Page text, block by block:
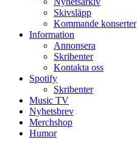
Skivsläpp
Kommande konserter
Information
Annonsera
Skribenter
Kontakta oss
Spotify
Skribenter
Music TV
Nyhetsbrev
Merchshop
Humor